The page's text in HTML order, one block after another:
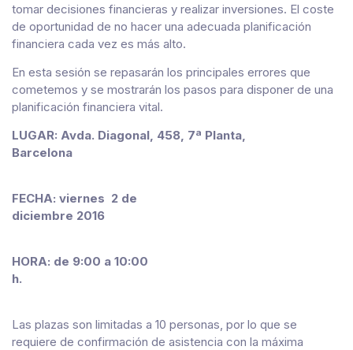
tomar decisiones financieras y realizar inversiones. El coste
de oportunidad de no hacer una adecuada planificación
financiera cada vez es más alto.
En esta sesión se repasarán los principales errores que
cometemos y se mostrarán los pasos para disponer de una
planificación financiera vital.
LUGAR: Avda. Diagonal, 458, 7ª Planta,
Barcelona
FECHA: viernes 2 de
diciembre 2016
HORA: de 9:00 a 10:00
h.
Las plazas son limitadas a 10 personas, por lo que se
requiere de confirmación de asistencia con la máxima